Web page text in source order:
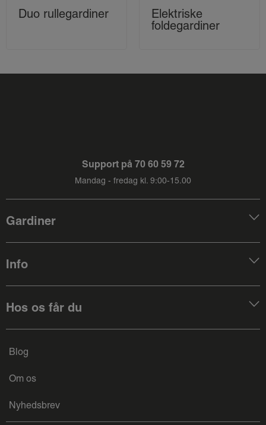
Duo rullegardiner
Elektriske
foldegardiner
Support på 70 60 59 72
Mandag - fredag kl. 9:00-15.00
Gardiner
Info
Hos os får du
Blog
Om os
Nyhedsbrev